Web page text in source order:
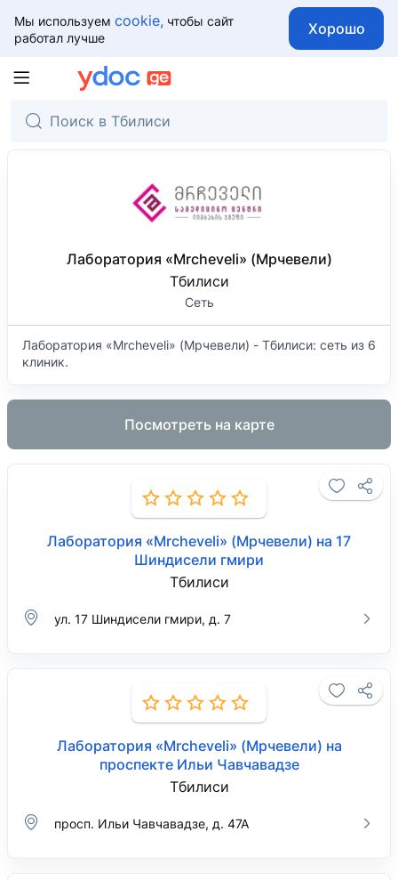
Мы используем cookie, чтобы сайт
работал лучше
Хорошо
Лаборатория «Mrcheveli» (Мрчевели)
Тбилиси
Сеть
Лаборатория «Mrcheveli» (Мрчевели) - Тбилиси: сеть из 6
клиник.
Посмотреть на карте
Лаборатория «Mrcheveli» (Мрчевели) на 17
Шиндисели гмири
Тбилиси
ул. 17 Шиндисели гмири, д. 7
Лаборатория «Mrcheveli» (Мрчевели) на
проспекте Ильи Чавчавадзе
Тбилиси
просп. Ильи Чавчавадзе, д. 47А